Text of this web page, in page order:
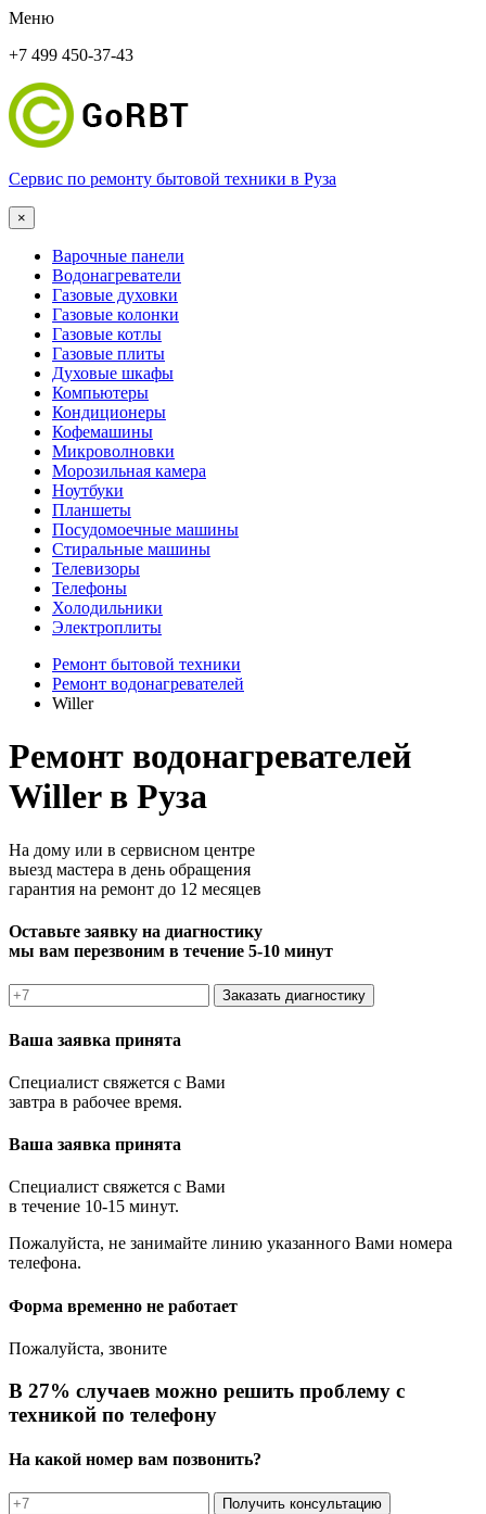
Меню
+7 499 450-37-43
Сервис по ремонту бытовой техники в Руза
×
Варочные панели
Водонагреватели
Газовые духовки
Газовые колонки
Газовые котлы
Газовые плиты
Духовые шкафы
Компьютеры
Кондиционеры
Кофемашины
Микроволновки
Морозильная камера
Ноутбуки
Планшеты
Посудомоечные машины
Стиральные машины
Телевизоры
Телефоны
Холодильники
Электроплиты
Ремонт бытовой техники
Ремонт водонагревателей
Willer
Ремонт водонагревателей
Willer в Руза
На дому или в сервисном центре
выезд мастера в день обращения
гарантия на ремонт до 12 месяцев
Оставьте заявку на диагностику
мы вам перезвоним в течение 5-10 минут
Заказать диагностику
Ваша заявка принята
Специалист свяжется с Вами
завтра в рабочее время.
Ваша заявка принята
Специалист свяжется с Вами
в течение 10-15 минут.
Пожалуйста, не занимайте линию указанного Вами номера
телефона.
Форма временно не работает
Пожалуйста, звоните
В 27% случаев можно решить проблему с
техникой по телефону
На какой номер вам позвонить?
Получить консультацию